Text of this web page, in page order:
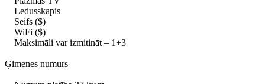
Ledusskapis
Seifs ($)
WiFi ($)
Maksimāli var izmitināt – 1+3
Ģimenes numurs